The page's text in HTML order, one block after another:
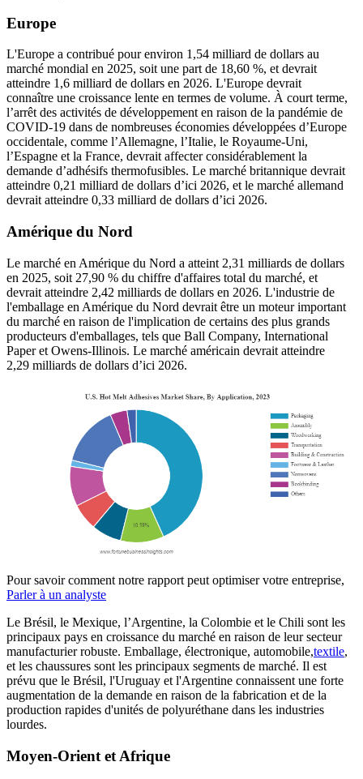
Europe
L'Europe a contribué pour environ 1,54 milliard de dollars au
marché mondial en 2025, soit une part de 18,60 %, et devrait
atteindre 1,6 milliard de dollars en 2026. L'Europe devrait
connaître une croissance lente en termes de volume. À court terme,
l’arrêt des activités de développement en raison de la pandémie de
COVID-19 dans de nombreuses économies développées d’Europe
occidentale, comme l’Allemagne, l’Italie, le Royaume-Uni,
l’Espagne et la France, devrait affecter considérablement la
demande d’adhésifs thermofusibles. Le marché britannique devrait
atteindre 0,21 milliard de dollars d’ici 2026, et le marché allemand
devrait atteindre 0,33 milliard de dollars d’ici 2026.
Amérique du Nord
Le marché en Amérique du Nord a atteint 2,31 milliards de dollars
en 2025, soit 27,90 % du chiffre d'affaires total du marché, et
devrait atteindre 2,42 milliards de dollars en 2026. L'industrie de
l'emballage en Amérique du Nord devrait être un moteur important
du marché en raison de l'implication de certains des plus grands
producteurs d'emballages, tels que Ball Company, International
Paper et Owens-Illinois. Le marché américain devrait atteindre
2,29 milliards de dollars d’ici 2026.
Pour savoir comment notre rapport peut optimiser votre entreprise,
Parler à un analyste
Le Brésil, le Mexique, l’Argentine, la Colombie et le Chili sont les
principaux pays en croissance du marché en raison de leur secteur
manufacturier robuste. Emballage, électronique, automobile,textile,
et les chaussures sont les principaux segments de marché. Il est
prévu que le Brésil, l'Uruguay et l'Argentine connaissent une forte
augmentation de la demande en raison de la fabrication et de la
production rapides d'unités de polyuréthane dans les industries
lourdes.
Moyen-Orient et Afrique